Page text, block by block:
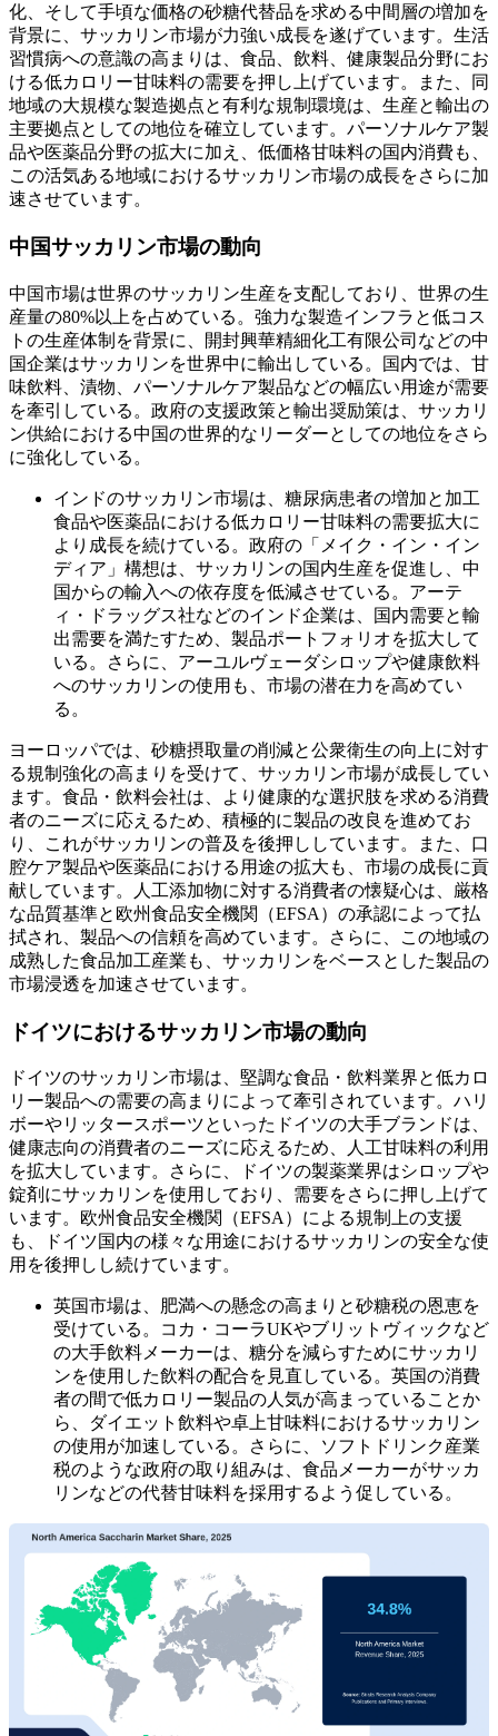
化、そして手頃な価格の砂糖代替品を求める中間層の増加を
背景に、サッカリン市場が力強い成長を遂げています。生活
習慣病への意識の高まりは、食品、飲料、健康製品分野にお
ける低カロリー甘味料の需要を押し上げています。また、同
地域の大規模な製造拠点と有利な規制環境は、生産と輸出の
主要拠点としての地位を確立しています。パーソナルケア製
品や医薬品分野の拡大に加え、低価格甘味料の国内消費も、
この活気ある地域におけるサッカリン市場の成長をさらに加
速させています。
中国サッカリン市場の動向
中国市場は世界のサッカリン生産を支配しており、世界の生
産量の80%以上を占めている。強力な製造インフラと低コス
トの生産体制を背景に、開封興華精細化工有限公司などの中
国企業はサッカリンを世界中に輸出している。国内では、甘
味飲料、漬物、パーソナルケア製品などの幅広い用途が需要
を牽引している。政府の支援政策と輸出奨励策は、サッカリ
ン供給における中国の世界的なリーダーとしての地位をさら
に強化している。
インドのサッカリン市場は、糖尿病患者の増加と加工
食品や医薬品における低カロリー甘味料の需要拡大に
より成長を続けている。政府の「メイク・イン・イン
ディア」構想は、サッカリンの国内生産を促進し、中
国からの輸入への依存度を低減させている。アーテ
ィ・ドラッグス社などのインド企業は、国内需要と輸
出需要を満たすため、製品ポートフォリオを拡大して
いる。さらに、アーユルヴェーダシロップや健康飲料
へのサッカリンの使用も、市場の潜在力を高めてい
る。
ヨーロッパでは、砂糖摂取量の削減と公衆衛生の向上に対す
る規制強化の高まりを受けて、サッカリン市場が成長してい
ます。食品・飲料会社は、より健康的な選択肢を求める消費
者のニーズに応えるため、積極的に製品の改良を進めてお
り、これがサッカリンの普及を後押ししています。また、口
腔ケア製品や医薬品における用途の拡大も、市場の成長に貢
献しています。人工添加物に対する消費者の懐疑心は、厳格
な品質基準と欧州食品安全機関（EFSA）の承認によって払
拭され、製品への信頼を高めています。さらに、この地域の
成熟した食品加工産業も、サッカリンをベースとした製品の
市場浸透を加速させています。
ドイツにおけるサッカリン市場の動向
ドイツのサッカリン市場は、堅調な食品・飲料業界と低カロ
リー製品への需要の高まりによって牽引されています。ハリ
ボーやリッタースポーツといったドイツの大手ブランドは、
健康志向の消費者のニーズに応えるため、人工甘味料の利用
を拡大しています。さらに、ドイツの製薬業界はシロップや
錠剤にサッカリンを使用しており、需要をさらに押し上げて
います。欧州食品安全機関（EFSA）による規制上の支援
も、ドイツ国内の様々な用途におけるサッカリンの安全な使
用を後押しし続けています。
英国市場は、肥満への懸念の高まりと砂糖税の恩恵を
受けている。コカ・コーラUKやブリットヴィックなど
の大手飲料メーカーは、糖分を減らすためにサッカリ
ンを使用した飲料の配合を見直している。英国の消費
者の間で低カロリー製品の人気が高まっていることか
ら、ダイエット飲料や卓上甘味料におけるサッカリン
の使用が加速している。さらに、ソフトドリンク産業
税のような政府の取り組みは、食品メーカーがサッカ
リンなどの代替甘味料を採用するよう促している。